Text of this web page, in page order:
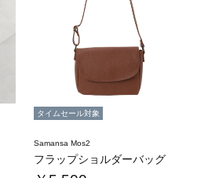
タイムセール対象
Samansa Mos2
フラップショルダーバッグ